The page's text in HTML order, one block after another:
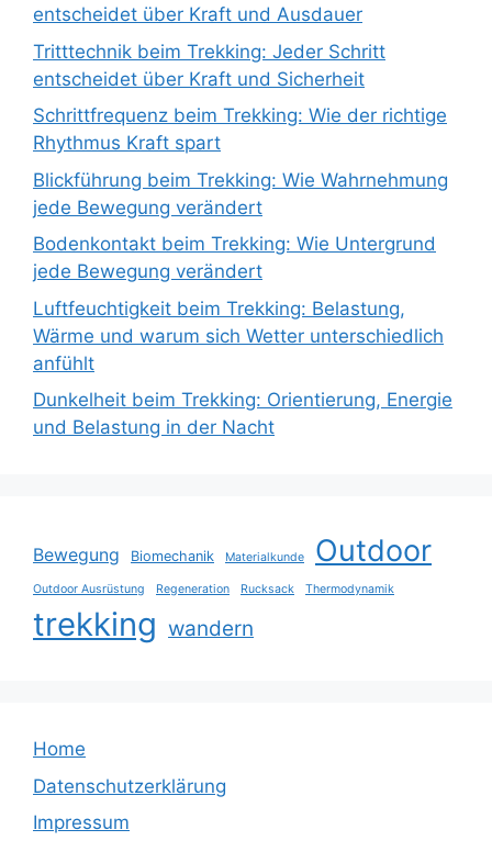
entscheidet über Kraft und Ausdauer
Tritttechnik beim Trekking: Jeder Schritt
entscheidet über Kraft und Sicherheit
Schrittfrequenz beim Trekking: Wie der richtige
Rhythmus Kraft spart
Blickführung beim Trekking: Wie Wahrnehmung
jede Bewegung verändert
Bodenkontakt beim Trekking: Wie Untergrund
jede Bewegung verändert
Luftfeuchtigkeit beim Trekking: Belastung,
Wärme und warum sich Wetter unterschiedlich
anfühlt
Dunkelheit beim Trekking: Orientierung, Energie
und Belastung in der Nacht
Bewegung Biomechanik Materialkunde Outdoor
Outdoor Ausrüstung Regeneration Rucksack Thermodynamik
trekking wandern
Home
Datenschutzerklärung
Impressum